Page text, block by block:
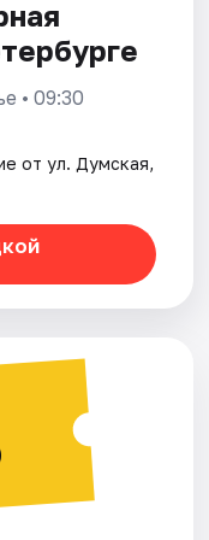
• 09:30
от ул. Думская,